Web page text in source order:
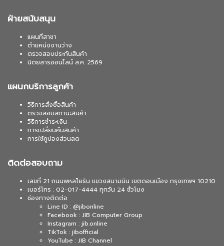
ฝ่ายสนับสนุน
แผนที่สาขา
ตำแหน่งงานว่าง
ตรวจสอบประกันสินค้า
นิตยสารออนไลน์ ส.ค. 2569
แผนกบริการลูกค้า
วิธีการสั่งซื้อสินค้า
ตรวจสอบสถานะสินค้า
วิธีการชำระเงิน
การเปลี่ยนคืนสินค้า
การใช้คูปองส่วนลด
ติดต่อสอบถาม
เลขที่ 21 ถนนพหลโยธิน แขวงสนามบิน เขตดอนเมือง กรุงเทพฯ 10210
เบอร์โทร : 02-017-4444 ทุกวัน 24 ชั่วโมง
ช่องทางติดต่อ
Line ID : @jibonline
Facebook : JIB Computer Group
Instagram : jib.online
TikTok : jibofficial
YouTube : JIB Channel